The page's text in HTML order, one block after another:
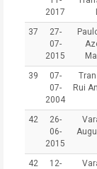
2017
37
27-
07-
2015
39
07-
07-
2004
Rui
42
26-
06-
2015
42
12-